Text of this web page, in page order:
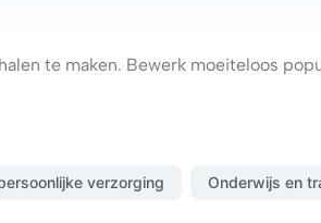
te maken. Bewerk moeiteloos
verzorging Onderwijs en